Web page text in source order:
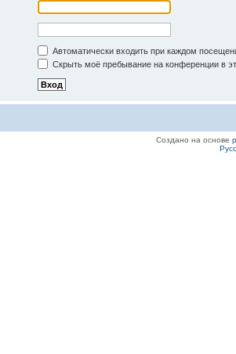
Автоматически входить при каждом
Скрыть моё пребывание на конференции в
Создано на основе